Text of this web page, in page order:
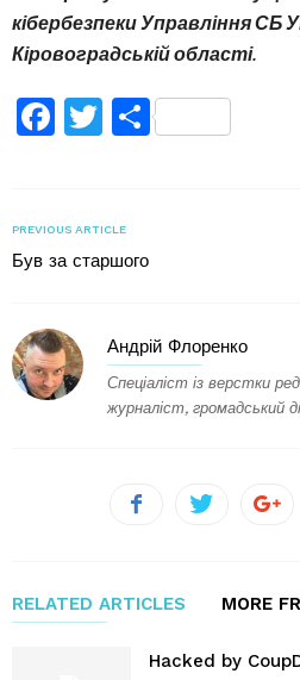
кібербезпеки Управління СБ
Кіровоградській області.
Facebook
Twitter
PREVIOUS ARTICLE
Був за старшого
Андрій Флоренко
Спеціаліст із верстки
журналіст, громадський
RELATED ARTICLES MORE
Hacked by